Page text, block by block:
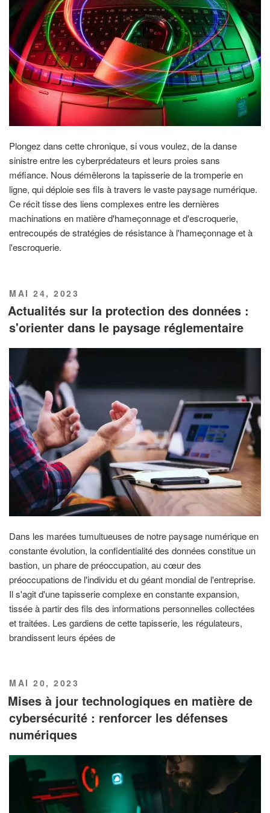
Plongez dans cette chronique, si vous voulez, de la danse
sinistre entre les cyberprédateurs et leurs proies sans
méfiance. Nous démêlerons la tapisserie de la tromperie en
ligne, qui déploie ses fils à travers le vaste paysage numérique.
Ce récit tisse des liens complexes entre les dernières
machinations en matière d'hameçonnage et d'escroquerie,
entrecoupés de stratégies de résistance à l'hameçonnage et à
l'escroquerie.
PUBLIÉ
LE
MAI 24, 2023
Actualités sur la protection des données :
s'orienter dans le paysage réglementaire
Dans les marées tumultueuses de notre paysage numérique en
constante évolution, la confidentialité des données constitue un
bastion, un phare de préoccupation, au cœur des
préoccupations de l'individu et du géant mondial de l'entreprise.
Il s'agit d'une tapisserie complexe en constante expansion,
tissée à partir des fils des informations personnelles collectées
et traitées. Les gardiens de cette tapisserie, les régulateurs,
brandissent leurs épées de
PUBLIÉ
LE
MAI 20, 2023
Mises à jour technologiques en matière de
cybersécurité : renforcer les défenses
numériques